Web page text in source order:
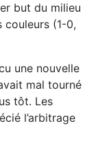
but du milieu
couleurs (1-0,
une nouvelle
mal tourné
tôt. Les
l’arbitrage